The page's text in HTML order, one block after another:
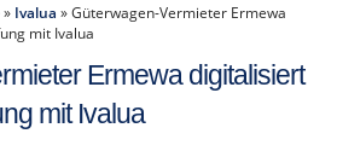
» Ivalua »Güterwagen-Vermieter Ermewa
mit Ivalua
Ermewa digitalisiert
mit Ivalua